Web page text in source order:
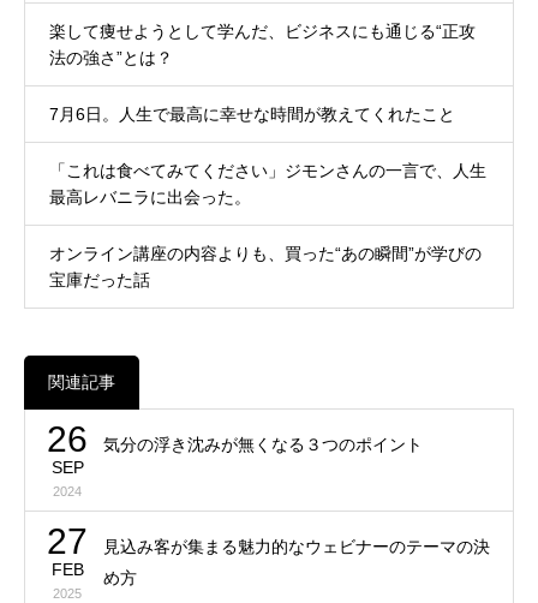
楽して痩せようとして学んだ、ビジネスにも通じる“正攻
法の強さ”とは？
7月6日。人生で最高に幸せな時間が教えてくれたこと
「これは食べてみてください」ジモンさんの一言で、人生
最高レバニラに出会った。
オンライン講座の内容よりも、買った“あの瞬間”が学びの
宝庫だった話
関連記事
26
SEP
2024
気分の浮き沈みが無くなる３つのポイント
27
FEB
2025
見込み客が集まる魅力的なウェビナーのテーマの決
め方